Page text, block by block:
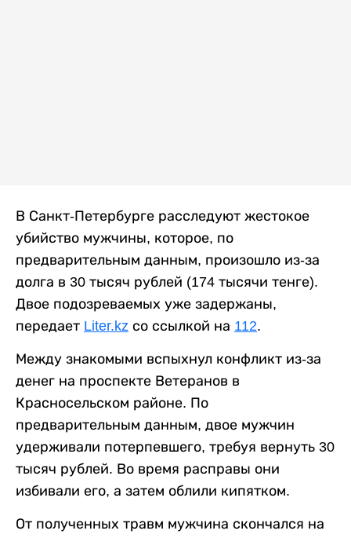
В Санкт-Петербурге расследуют жестокое
убийство мужчины, которое, по
предварительным данным, произошло из-за
долга в 30 тысяч рублей (174 тысячи тенге).
Двое подозреваемых уже задержаны,
передает Liter.kz со ссылкой на 112.
Между знакомыми вспыхнул конфликт из-за
денег на проспекте Ветеранов в
Красносельском районе. По
предварительным данным, двое мужчин
удерживали потерпевшего, требуя вернуть 30
тысяч рублей. Во время расправы они
избивали его, а затем облили кипятком.
От полученных травм мужчина скончался на